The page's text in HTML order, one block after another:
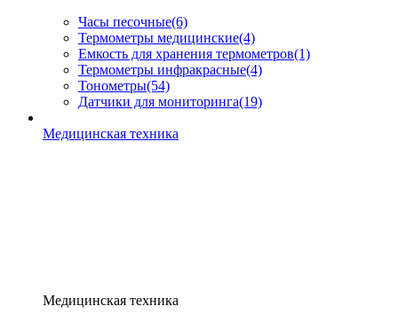
Часы песочные(6)
Термометры медицинские(4)
Емкость для хранения термометров(1)
Термометры инфракрасные(4)
Тонометры(54)
Датчики для мониторинга(19)
Медицинская техника
Медицинская техника